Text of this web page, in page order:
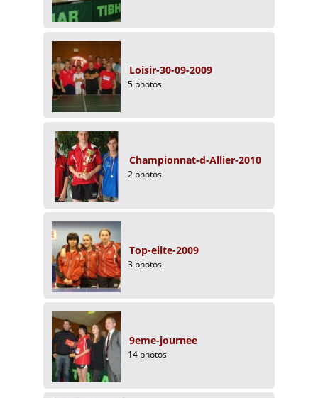
Loisir-30-09-2009
5 photos
Championnat-d-Allier-2010
2 photos
Top-elite-2009
3 photos
9eme-journee
14 photos